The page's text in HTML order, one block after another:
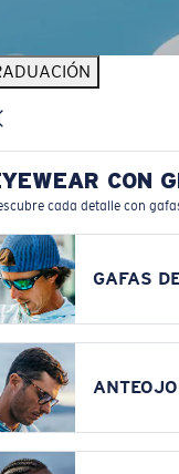
CON
cada detalle con
GAFAS